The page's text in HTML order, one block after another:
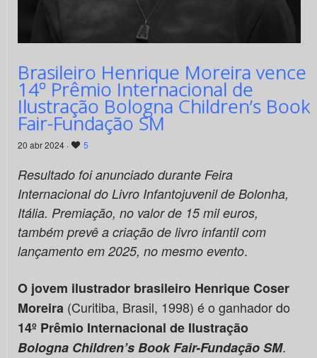
Brasileiro Henrique Moreira vence
14º Prêmio Internacional de
Ilustração Bologna Children’s Book
Fair-Fundação SM
20 abr 2024 · 5
Resultado foi anunciado durante Feira
Internacional do Livro Infantojuvenil de Bolonha,
Itália. Premiação, no valor de 15 mil euros,
também prevê a criação de livro infantil com
lançamento em 2025, no mesmo evento.
O jovem ilustrador brasileiro Henrique Coser
Moreira (Curitiba, Brasil, 1998) é o ganhador do
14º Prêmio Internacional de Ilustração
Bologna Children’s Book Fair-Fundação SM.